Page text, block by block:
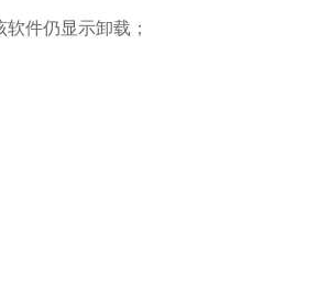
件仍显示卸载；